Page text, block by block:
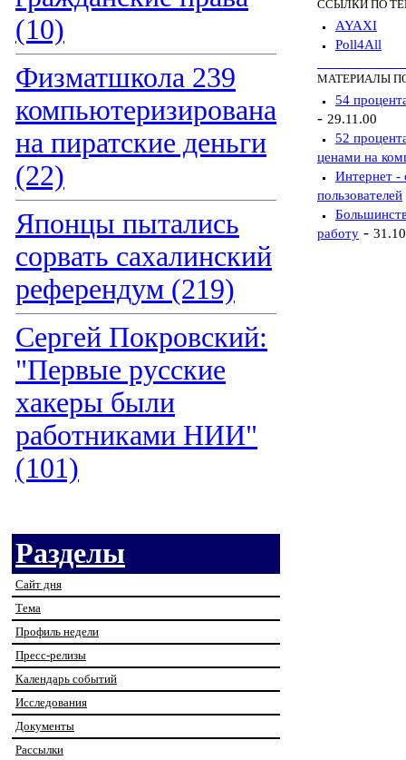
(10)
Физматшкола 239
компьютеризирована
на пиратские деньги
(22)
Японцы пытались
сорвать сахалинский
референдум (219)
Сергей Покровский:
"Первые русские
хакеры были
работниками НИИ"
(101)
Разделы
Сайт дня
Тема
Профиль недели
Пресс-релизы
Календарь событий
Исследования
Документы
Рассылки
ССЫЛКИ ПО
AYAXI
Poll4All
МАТЕРИАЛЫ
54
- 29.11.00
52
ценами на
Интернет -
пользователей
работу -